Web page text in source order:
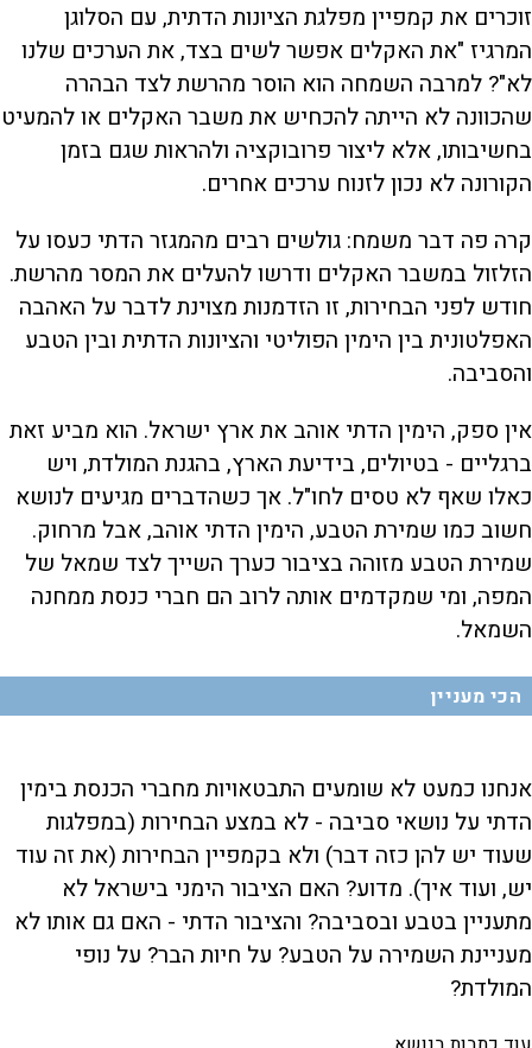
זוכרים את קמפיין מפלגת הציונות הדתית, עם הסלוגן
המרגיז "את האקלים אפשר לשים בצד, את הערכים שלנו
לא"? למרבה השמחה הוא הוסר מהרשת לצד הבהרה
שהכוונה לא הייתה להכחיש את משבר האקלים או להמעיט
בחשיבותו, אלא ליצור פרובוקציה ולהראות שגם בזמן
הקורונה לא נכון לזנוח ערכים אחרים.
קרה פה דבר משמח: גולשים רבים מהמגזר הדתי כעסו על
הזלזול במשבר האקלים ודרשו להעלים את המסר מהרשת.
חודש לפני הבחירות, זו הזדמנות מצוינת לדבר על האהבה
האפלטונית בין הימין הפוליטי והציונות הדתית ובין הטבע
והסביבה.
אין ספק, הימין הדתי אוהב את ארץ ישראל. הוא מביע זאת
ברגליים - בטיולים, בידיעת הארץ, בהגנת המולדת, ויש
כאלו שאף לא טסים לחו"ל. אך כשהדברים מגיעים לנושא
חשוב כמו שמירת הטבע, הימין הדתי אוהב, אבל מרחוק.
שמירת הטבע מזוהה בציבור כערך השייך לצד שמאל של
המפה, ומי שמקדמים אותה לרוב הם חברי כנסת ממחנה
השמאל.
הכי מעניין
אנחנו כמעט לא שומעים התבטאויות מחברי הכנסת בימין
הדתי על נושאי סביבה - לא במצע הבחירות (במפלגות
שעוד יש להן כזה דבר) ולא בקמפיין הבחירות (את זה עוד
יש, ועוד איך). מדוע? האם הציבור הימני בישראל לא
מתעניין בטבע ובסביבה? והציבור הדתי - האם גם אותו לא
מעניינת השמירה על הטבע? על חיות הבר? על נופי
המולדת?